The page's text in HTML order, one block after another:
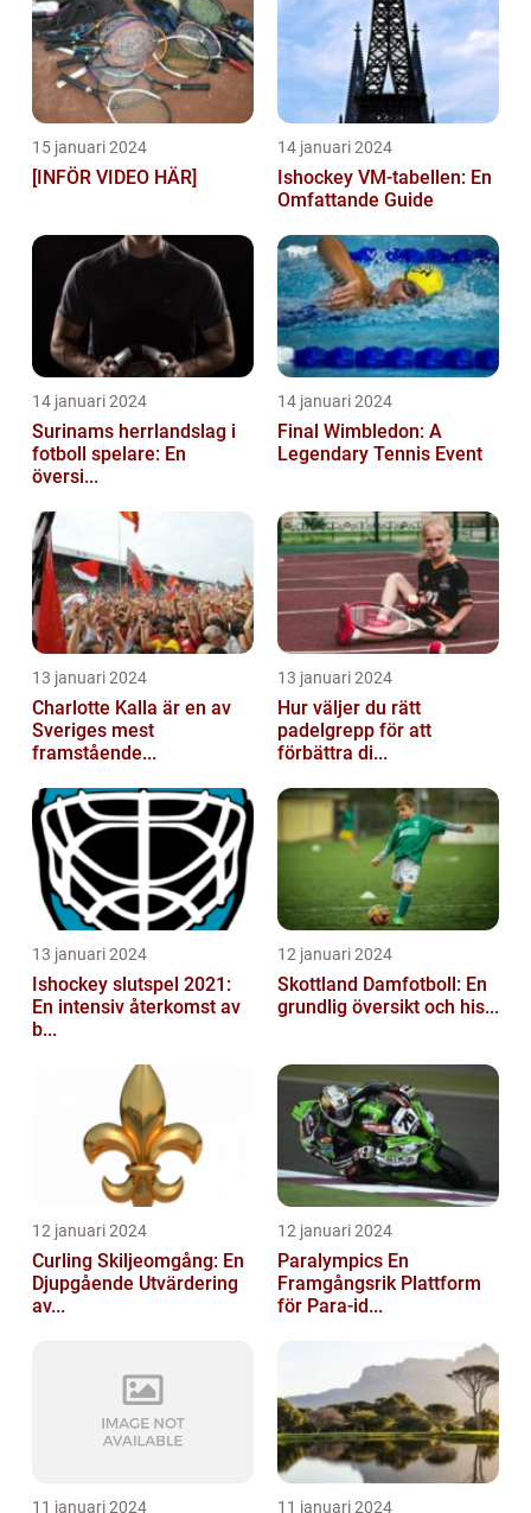
15 januari 2024
[INFÖR VIDEO HÄR]
14 januari 2024
Ishockey VM-tabellen: En
Omfattande Guide
14 januari 2024
Surinams herrlandslag i
fotboll spelare: En
översi...
14 januari 2024
Final Wimbledon: A
Legendary Tennis Event
13 januari 2024
Charlotte Kalla är en av
Sveriges mest
framstående...
13 januari 2024
Hur väljer du rätt
padelgrepp för att
förbättra di...
13 januari 2024
Ishockey slutspel 2021:
En intensiv återkomst av
b...
12 januari 2024
Skottland Damfotboll: En
grundlig översikt och his...
12 januari 2024
Curling Skiljeomgång: En
Djupgående Utvärdering
av...
12 januari 2024
Paralympics En
Framgångsrik Plattform
för Para-id...
11 januari 2024 11 januari 2024